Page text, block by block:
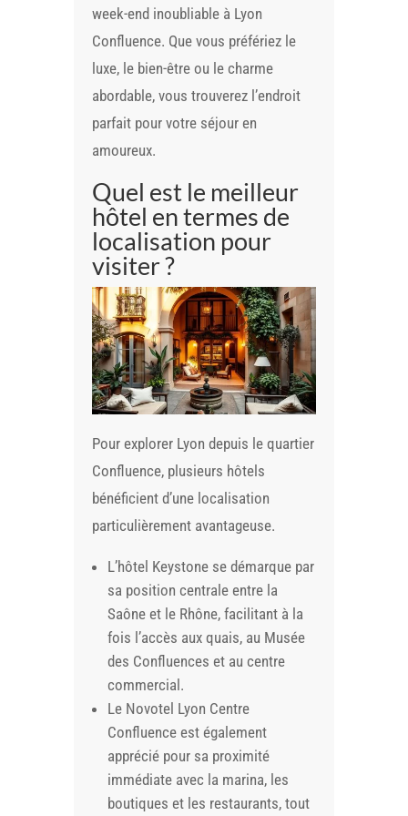
week-end inoubliable à Lyon
Confluence. Que vous préfériez le
luxe, le bien-être ou le charme
abordable, vous trouverez l’endroit
parfait pour votre séjour en
amoureux.
Quel est le meilleur
hôtel en termes de
localisation pour
visiter ?
Pour explorer Lyon depuis le quartier
Confluence, plusieurs hôtels
bénéficient d’une localisation
particulièrement avantageuse.
L’hôtel Keystone se démarque par
sa position centrale entre la
Saône et le Rhône, facilitant à la
fois l’accès aux quais, au Musée
des Confluences et au centre
commercial.
Le Novotel Lyon Centre
Confluence est également
apprécié pour sa proximité
immédiate avec la marina, les
boutiques et les restaurants, tout